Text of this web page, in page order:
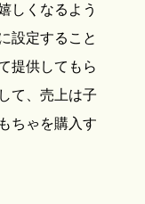
しくなるよう
設定すること
提供してもら
て、売上は子
ちゃを購入す